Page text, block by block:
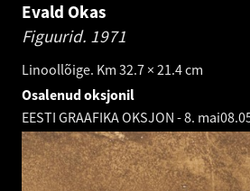
Evald Okas
Figuurid. 1971
Linoollõige. Km 32.7 × 21.4 cm
Osalenud oksjonil
EESTI GRAAFIKA OKSJON - 8. mai